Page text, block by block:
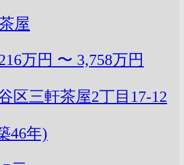
屋
万円 〜 3,758万円
区三軒茶屋2丁目17-12
46年)